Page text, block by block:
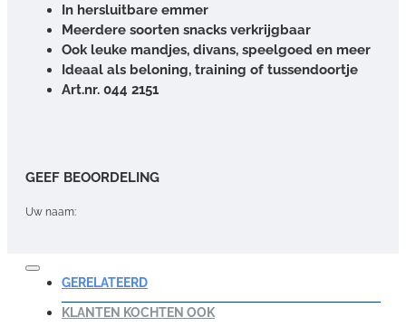
In hersluitbare emmer
Meerdere soorten snacks verkrijgbaar
Ook leuke mandjes, divans, speelgoed en meer
Ideaal als beloning, training of tussendoortje
Art.nr. 044 2151
GEEF BEOORDELING
Uw naam:
Opmerking:
GERELATEERD
KLANTEN KOCHTEN OOK